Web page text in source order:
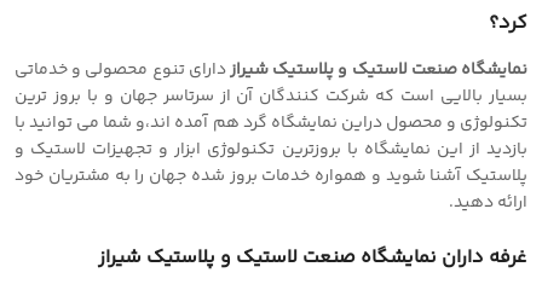
کرد؟
نمایشگاه صنعت لاستیک و پلاستیک شیرازدارای تنوع محصولی و خدماتی
بسیار بالایی است که شرکت کنندگان آن از سرتاسر جهان و با بروز ترین
تکنولوژی و محصول دراین نمایشگاه گرد هم آمده اند،و شما می توانید با
بازدید از این نمایشگاه با بروزترین تکنولوژی ابزار و تجهیزات لاستیک و
پلاستیک آشنا شوید و همواره خدمات بروز شده جهان را به مشتریان خود
ارائه دهید.
غرفه داران نمایشگاه صنعت لاستیک و پلاستیک شیراز